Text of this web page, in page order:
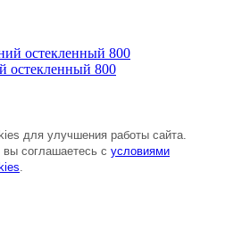
остекленный 800
для улучшения работы сайта.
соглашаетесь с условиями
.